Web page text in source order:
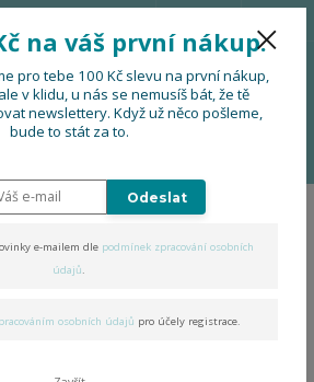
Menu
0 Kč
s 3/4 rukávem
na váš první nákup.
pro tebe 100 Kč slevu na první nákup,
v klidu, u nás se nemusíš bát, že tě
newslettery. Když už něco pošleme,
bude to stát za to.
Odeslat
e-mailem dle podmínek zpracování osobních
údajů.
osobních údajů pro účely registrace.